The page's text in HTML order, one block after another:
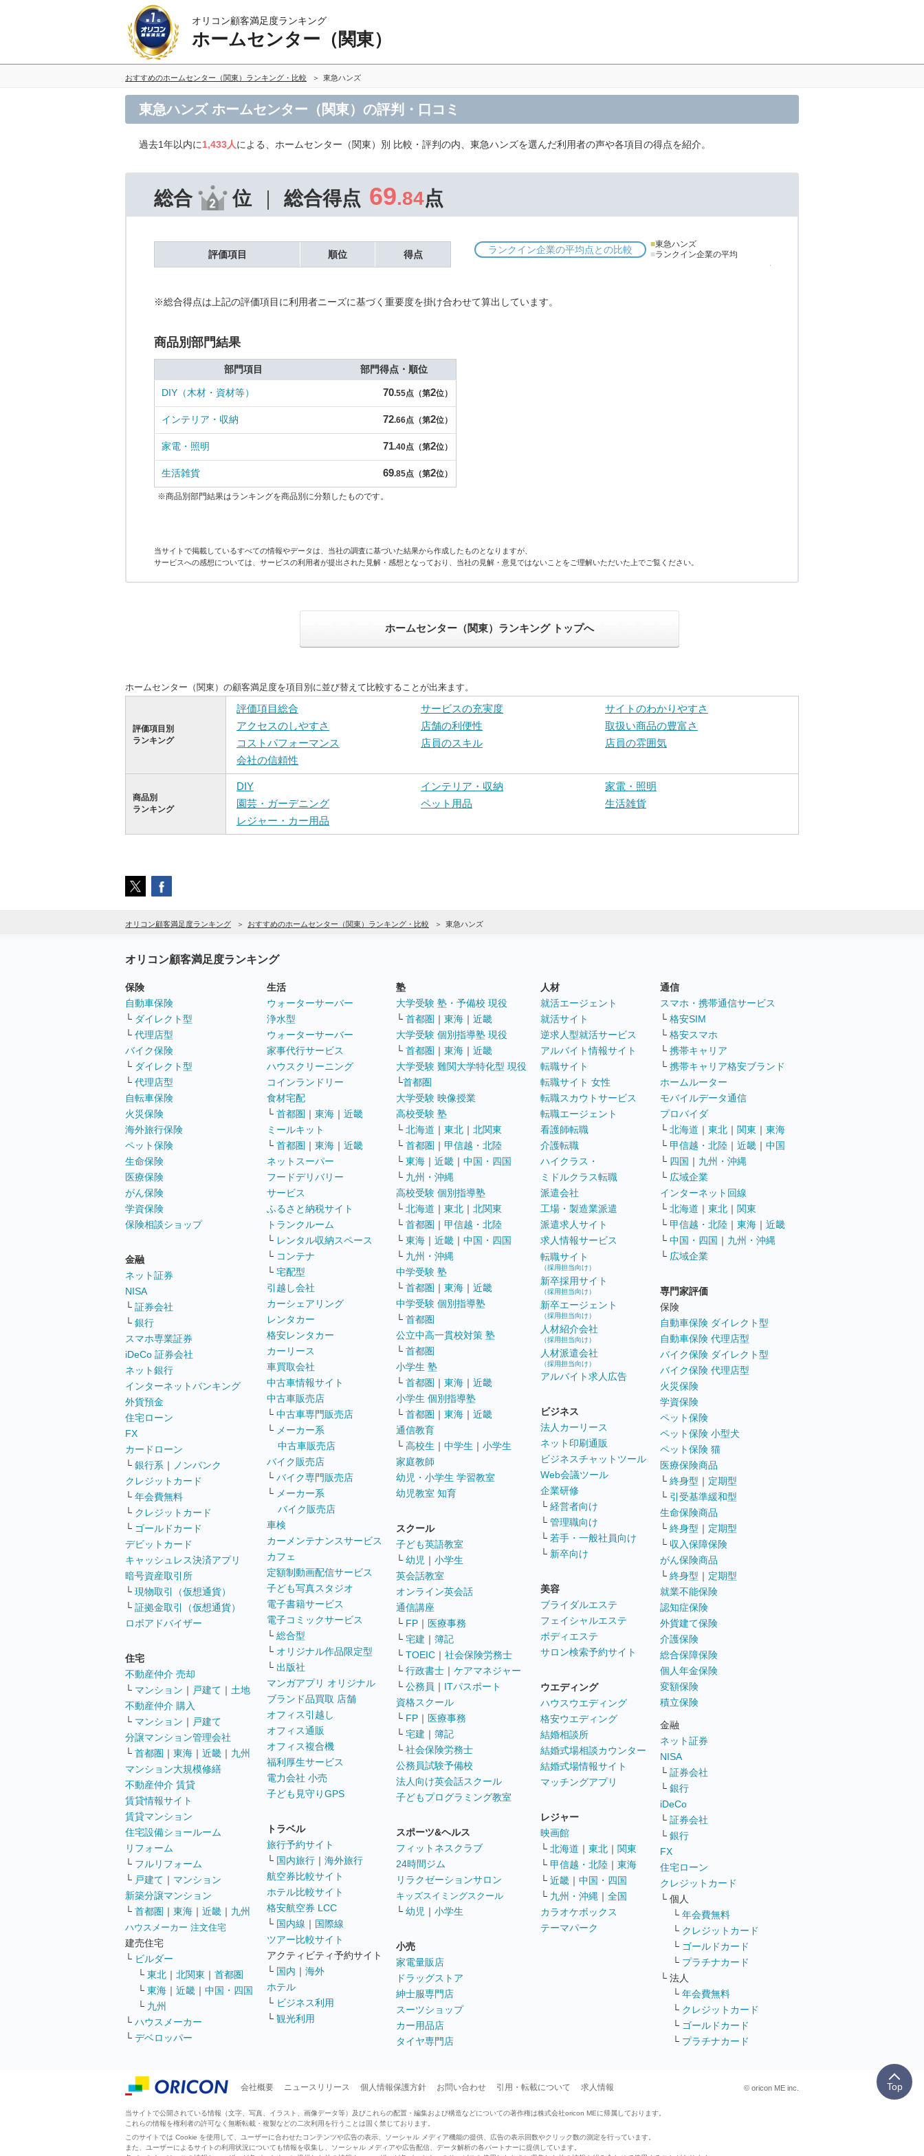
オリコン顧客満足度ランキング
ホームセンター（関東）
おすすめのホームセンター（関東）ランキング・比較 東急ハンズ
東急ハンズ ホームセンター（関東）の評判・口コミ
過去1年以内に1,433人による、ホームセンター（関東）別 比較・評判の内、東急ハンズを選んだ利用者の声や各項目の得点を紹介。
総合 位 総合得点 69.84点
評価項目 順位 得点 ランクイン企業の平均点との比較 ■東急ハンズ
■ランクイン企業の平均
※総合得点は上記の評価項目に利用者ニーズに基づく重要度を掛け合わせて算出しています。
商品別部門結果
部門項目 部門得点・順位
DIY（木材・資材等） 70.55点（第2位）
インテリア・収納 72.66点（第2位）
家電・照明 71.40点（第2位）
生活雑貨 69.85点（第2位）
※商品別部門結果はランキングを商品別に分類したものです。
当サイトで掲載しているすべての情報やデータは、当社の調査に基づいた結果から作成したものとなりますが、
サービスへの感想については、サービスの利用者が提出された見解・感想となっており、当社の見解・意見ではないことをご理解いただいた上でご覧ください。
ホームセンター（関東）ランキング トップへ
ホームセンター（関東）の顧客満足度を項目別に並び替えて比較することが出来ます。
評価項目別
ランキング
評価項目総合 サービスの充実度
サイトのわかりやすさ
アクセスのしやすさ
店舗の利便性
取扱い商品の豊富さ
コストパフォーマンス
店員のスキル
店員の雰囲気
会社の信頼性
商品別
ランキング
DIY インテリア・収納
家電・照明
園芸・ガーデニング
ペット用品
生活雑貨
レジャー・カー用品
オリコン顧客満足度ランキング おすすめのホームセンター（関東）ランキング・比較 東急ハンズ
オリコン顧客満足度ランキング
保険
自動車保険
└ ダイレクト型
└ 代理店型
バイク保険
└ ダイレクト型
└ 代理店型
自転車保険
火災保険
海外旅行保険
ペット保険
生命保険
医療保険
がん保険
学資保険
保険相談ショップ
金融
ネット証券
NISA
└ 証券会社
└ 銀行
スマホ専業証券
iDeCo 証券会社
ネット銀行
インターネットバンキング
外貨預金
住宅ローン
FX
カードローン
└ 銀行系 ｜
ノンバンク
クレジットカード
└ 年会費無料
└ クレジットカード
└ ゴールドカード
デビットカード
キャッシュレス決済アプリ
暗号資産取引所
└ 現物取引（仮想通貨）
└ 証拠金取引（仮想通貨）
ロボアドバイザー
住宅
不動産仲介 売却
└ マンション ｜ 戸建て ｜ 土地
不動産仲介 購入
└ マンション ｜ 戸建て
分譲マンション管理会社
└ 首都圏 ｜ 東海 ｜ 近畿 ｜ 九州
マンション大規模修繕
不動産仲介 賃貸
賃貸情報サイト
賃貸マンション
住宅設備ショールーム
リフォーム
└ フルリフォーム
└ 戸建て ｜ マンション
新築分譲マンション
└ 首都圏 ｜ 東海 ｜ 近畿 ｜ 九州
ハウスメーカー 注文住宅
建売住宅
└ ビルダー
└ 東北 ｜ 北関東 ｜ 首都圏
└ 東海 ｜ 近畿 ｜ 中国・四国
└ 九州
└ ハウスメーカー
└ デベロッパー
生活
ウォーターサーバー
浄水型
ウォーターサーバー
家事代行サービス
ハウスクリーニング
コインランドリー
食材宅配
└ 首都圏 ｜ 東海 ｜ 近畿
ミールキット
└ 首都圏 ｜ 東海 ｜ 近畿
ネットスーパー
フードデリバリー
サービス
ふるさと納税サイト
トランクルーム
└ レンタル収納スペース
└ コンテナ
└ 宅配型
引越し会社
カーシェアリング
レンタカー
格安レンタカー
カーリース
車買取会社
中古車情報サイト
中古車販売店
└ 中古車専門販売店
└ メーカー系
中古車販売店
バイク販売店
└ バイク専門販売店
└ メーカー系
バイク販売店
車検
カーメンテナンスサービス
カフェ
定額制動画配信サービス
子ども写真スタジオ
電子書籍サービス
電子コミックサービス
└ 総合型
└ オリジナル作品限定型
└ 出版社
マンガアプリ オリジナル
ブランド品買取 店舗
オフィス引越し
オフィス通販
オフィス複合機
福利厚生サービス
電力会社 小売
子ども見守りGPS
トラベル
旅行予約サイト
└ 国内旅行 ｜ 海外旅行
航空券比較サイト
ホテル比較サイト
格安航空券 LCC
└ 国内線 ｜ 国際線
ツアー比較サイト
アクティビティ予約サイト
└ 国内 ｜ 海外
ホテル
└ ビジネス利用
└ 観光利用
塾
大学受験 塾・予備校 現役
└ 首都圏 ｜ 東海 ｜ 近畿
大学受験 個別指導塾 現役
└ 首都圏 ｜ 東海 ｜ 近畿
大学受験 難関大学特化型 現役
└首都圏
大学受験 映像授業
高校受験 塾
└ 北海道 ｜ 東北 ｜ 北関東
└ 首都圏 ｜ 甲信越・北陸
└ 東海 ｜ 近畿 ｜ 中国・四国
└ 九州・沖縄
高校受験 個別指導塾
└ 北海道 ｜ 東北 ｜ 北関東
└ 首都圏 ｜ 甲信越・北陸
└ 東海 ｜ 近畿 ｜ 中国・四国
└ 九州・沖縄
中学受験 塾
└ 首都圏 ｜ 東海 ｜ 近畿
中学受験 個別指導塾
└ 首都圏
公立中高一貫校対策 塾
└ 首都圏
小学生 塾
└ 首都圏 ｜ 東海 ｜ 近畿
小学生 個別指導塾
└ 首都圏 ｜ 東海 ｜ 近畿
通信教育
└ 高校生 ｜ 中学生 ｜ 小学生
家庭教師
幼児・小学生 学習教室
幼児教室 知育
スクール
子ども英語教室
└ 幼児 ｜ 小学生
英会話教室
オンライン英会話
通信講座
└ FP ｜ 医療事務
└ 宅建 ｜ 簿記
└ TOEIC ｜ 社会保険労務士
└ 行政書士 ｜ ケアマネジャー
└ 公務員 ｜ ITパスポート
資格スクール
└ FP ｜ 医療事務
└ 宅建 ｜ 簿記
└ 社会保険労務士
公務員試験予備校
法人向け英会話スクール
子どもプログラミング教室
スポーツ&ヘルス
フィットネスクラブ
24時間ジム
リラクゼーションサロン
キッズスイミングスクール
└ 幼児 ｜ 小学生
小売
家電量販店
ドラッグストア
紳士服専門店
スーツショップ
カー用品店
タイヤ専門店
人材
就活エージェント
就活サイト
逆求人型就活サービス
アルバイト情報サイト
転職サイト
転職サイト 女性
転職スカウトサービス
転職エージェント
看護師転職
介護転職
ハイクラス・
ミドルクラス転職
派遣会社
工場・製造業派遣
派遣求人サイト
求人情報サービス
転職サイト
（採用担当向け）
新卒採用サイト
（採用担当向け）
新卒エージェント
（採用担当向け）
人材紹介会社
（採用担当向け）
人材派遣会社
（採用担当向け）
アルバイト求人広告
ビジネス
法人カーリース
ネット印刷通販
ビジネスチャットツール
Web会議ツール
企業研修
└ 経営者向け
└ 管理職向け
└ 若手・一般社員向け
└ 新卒向け
美容
ブライダルエステ
フェイシャルエステ
ボディエステ
サロン検索予約サイト
ウエディング
ハウスウエディング
格安ウエディング
結婚相談所
結婚式場相談カウンター
結婚式場情報サイト
マッチングアプリ
レジャー
映画館
└ 北海道 ｜ 東北 ｜ 関東
└ 甲信越・北陸 ｜ 東海
└ 近畿 ｜ 中国・四国
└ 九州・沖縄 ｜ 全国
カラオケボックス
テーマパーク
通信
スマホ・携帯通信サービス
└ 格安SIM
└ 格安スマホ
└ 携帯キャリア
└ 携帯キャリア格安ブランド
ホームルーター
モバイルデータ通信
プロバイダ
└ 北海道 ｜ 東北 ｜ 関東 ｜ 東海
└ 甲信越・北陸 ｜ 近畿 ｜ 中国
└ 四国 ｜ 九州・沖縄
└ 広域企業
インターネット回線
└ 北海道 ｜ 東北 ｜ 関東
└ 甲信越・北陸 ｜ 東海 ｜ 近畿
└ 中国・四国 ｜ 九州・沖縄
└ 広域企業
専門家評価
保険
自動車保険 ダイレクト型
自動車保険 代理店型
バイク保険 ダイレクト型
バイク保険 代理店型
火災保険
学資保険
ペット保険
ペット保険 小型犬
ペット保険 猫
医療保険商品
└ 終身型 ｜ 定期型
└ 引受基準緩和型
生命保険商品
└ 終身型 ｜ 定期型
└ 収入保障保険
がん保険商品
└ 終身型 ｜ 定期型
就業不能保険
認知症保険
外貨建て保険
介護保険
総合保障保険
個人年金保険
変額保険
積立保険
金融
ネット証券
NISA
└ 証券会社
└ 銀行
iDeCo
└ 証券会社
└ 銀行
FX
住宅ローン
クレジットカード
└ 個人
└ 年会費無料
└ クレジットカード
└ ゴールドカード
└ プラチナカード
└ 法人
└ 年会費無料
└ クレジットカード
└ ゴールドカード
└ プラチナカード
会社概要 ニュースリリース 個人情報保護方針 お問い合わせ 引用・転載について 求人情報 © oricon ME inc.
当サイトで公開されている情報（文字、写真、イラスト、画像データ等）及びこれらの配置・編集および構造などについての著作権は株式会社oricon MEに帰属しております。
これらの情報を権利者の許可なく無断転載・複製などの二次利用を行うことは固く禁じております。
このサイトでは Cookie を使用して、ユーザーに合わせたコンテンツや広告の表示、ソーシャル メディア機能の提供、広告の表示回数やクリック数の測定を行っています。
また、ユーザーによるサイトの利用状況についても情報を収集し、ソーシャル メディアや広告配信、データ解析の各パートナーに提供しています。
Top